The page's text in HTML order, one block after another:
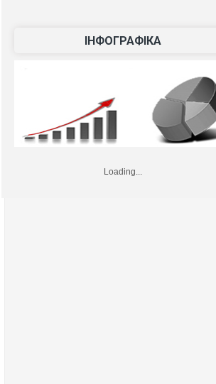
ІНФОГРАФІКА
Loading...